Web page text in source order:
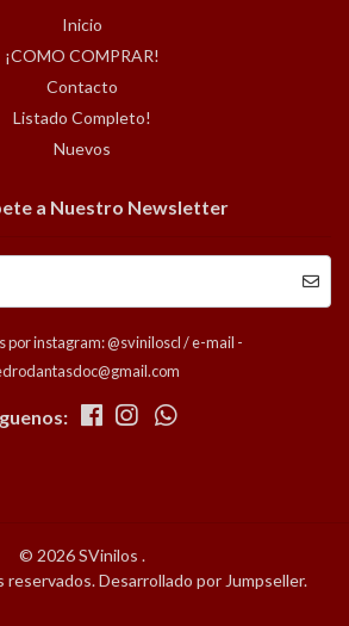
Inicio
¡COMO COMPRAR!
Contacto
Listado Completo!
Nuevos
a Nuestro Newsletter
por instagram: @sviniloscl / e-mail -
© 2026 SVinilos .
reservados.Desarrollado por Jumpseller.